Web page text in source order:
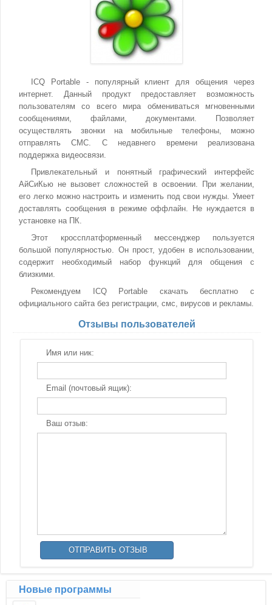
ICQ Portable - популярный клиент для общения через
интернет. Данный продукт предоставляет возможность
пользователям со всего мира обмениваться мгновенными
сообщениями, файлами, документами. Позволяет
осуществлять звонки на мобильные телефоны, можно
отправлять СМС. С недавнего времени реализована
поддержка видеосвязи.
Привлекательный и понятный графический интерфейс
АйСиКью не вызовет сложностей в освоении. При желании,
его легко можно настроить и изменить под свои нужды. Умеет
доставлять сообщения в режиме оффлайн. Не нуждается в
установке на ПК.
Этот кроссплатформенный мессенджер пользуется
большой популярностью. Он прост, удобен в использовании,
содержит необходимый набор функций для общения с
близкими.
Рекомендуем ICQ Portable скачать бесплатно с
официального сайта без регистрации, смс, вирусов и рекламы.
Отзывы пользователей
Имя или ник:
Email (почтовый ящик):
Ваш отзыв:
Новые программы